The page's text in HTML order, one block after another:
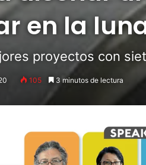
en la
proyectos con
105 3 minutos de lectura